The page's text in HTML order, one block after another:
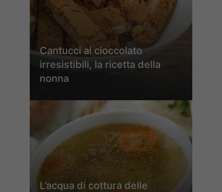
Cantucci al cioccolato
irresistibili, la ricetta della
nonna
L’acqua di cottura delle